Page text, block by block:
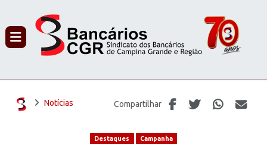
Notícias Compartilhar
Destaques Campanha